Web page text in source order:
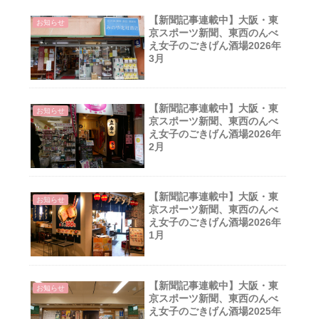
お知らせ
【新聞記事連載中】大阪・東
京スポーツ新聞、東西のんべ
え女子のごきげん酒場2026年
3月
お知らせ
【新聞記事連載中】大阪・東
京スポーツ新聞、東西のんべ
え女子のごきげん酒場2026年
2月
お知らせ
【新聞記事連載中】大阪・東
京スポーツ新聞、東西のんべ
え女子のごきげん酒場2026年
1月
お知らせ
【新聞記事連載中】大阪・東
京スポーツ新聞、東西のんべ
え女子のごきげん酒場2025年